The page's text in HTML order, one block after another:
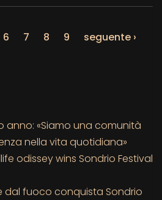
6 7 8 9
seguente ›
anno: «Siamo una comunità
nella vita quotidiana»
odissey wins Sondrio Festival
dal fuoco conquista Sondrio